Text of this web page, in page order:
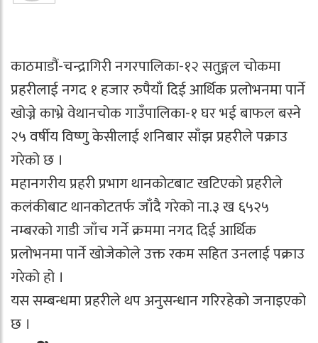
काठमाडौं-चन्द्रागिरी नगरपालिका-१२ सतुङ्गल चोकमा
प्रहरीलाई नगद १ हजार रुपैयाँ दिई आर्थिक प्रलोभनमा पार्ने
खोज्ने काभ्रे वेथानचोक गाउँपालिका-१ घर भई बाफल बस्ने
२५ वर्षीय विष्णु केसीलाई शनिबार साँझ प्रहरीले पक्राउ
गरेको छ ।
महानगरीय प्रहरी प्रभाग थानकोटबाट खटिएको प्रहरीले
कलंकीबाट थानकोटतर्फ जाँदै गरेको ना.३ ख ६५२५
नम्बरको गाडी जाँच गर्ने क्रममा नगद दिई आर्थिक
प्रलोभनमा पार्ने खोजेकोले उक्त रकम सहित उनलाई पक्राउ
गरेको हो ।
यस सम्बन्धमा प्रहरीले थप अनुसन्धान गरिरहेको जनाइएको
छ ।